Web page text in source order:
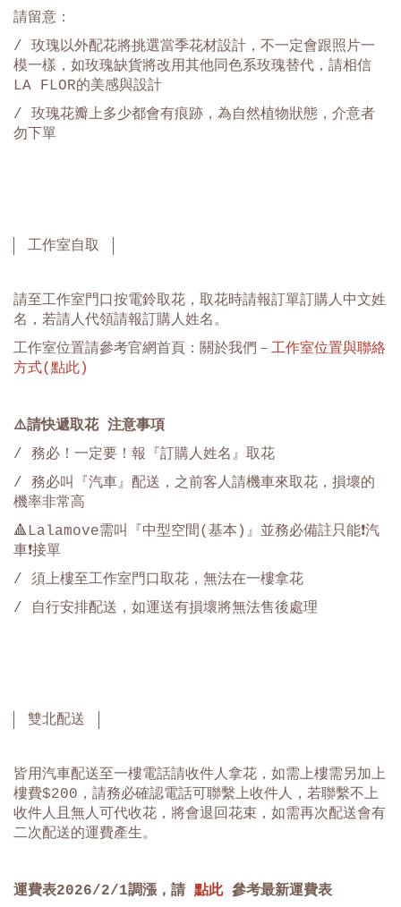
請留意：
/ 玫瑰以外配花將挑選當季花材設計，不一定會跟照片一
模一樣，如玫瑰缺貨將改用其他同色系玫瑰替代，請相信
LA FLOR的美感與設計
/ 玫瑰花瓣上多少都會有痕跡，為自然植物狀態，介意者
勿下單
工作室自取
請至工作室門口按電鈴取花，取花時請報訂單訂購人中文姓
名，若請人代領請報訂購人姓名。
工作室位置請參考官網首頁：關於我們－ 工作室位置與聯絡
方式(點此)
⚠️請快遞取花 注意事項
/ 務必！一定要！報『訂購人姓名』取花
/ 務必叫『汽車』配送，之前客人請機車來取花，損壞的
機率非常高
🔺Lalamove需叫『中型空間(基本)』並務必備註只能❗️汽
車❗️接單
/ 須上樓至工作室門口取花，無法在一樓拿花
/
自行安排配送，如運送有損壞將無法售後處理
雙北配送
皆用汽車配送至一樓電話請收件人拿花，如需上樓需另加上
樓費$200，請務必確認電話可聯繫上收件人，若聯繫不上
收件人且無人可代收花，將會退回花束，如需再次配送會有
二次配送的運費產生。
運費表2026/2/1調漲，請 點此 參考最新運費表